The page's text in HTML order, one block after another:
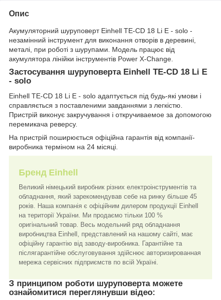
Опис
Акумуляторний шуруповерт Einhell TE-CD 18 Li E - solo -
незамінний інструмент для виконання отворів в деревині,
металі, при роботі з шурупами. Модель працює від
акумулятора лінійки інструментів Power X-Change.
Застосування шуруповерта Einhell TE-CD 18 Li E
- solo
Einhell TE-CD 18 Li E - solo адаптується під будь-які умови і
справляється з поставленими завданнями з легкістю.
Пристрій виконує закручування і откручиваемое за допомогою
перемикача реверсу.
На пристрій поширюється офіційна гарантія від компанії-
виробника терміном на 24 місяці.
Бренд Einhell
Великий німецький виробник різних електроінструментів та
обладнання, який зарекомендував себе на ринку більше 45
років. Наша компанія є офіційним дилером продукції Einhell
на території України. Ми продаємо тільки 100 %
оригінальний товар. Весь модельний ряд обладнання
виробництва Einhell, представлений на нашому сайті, має
офіційну гарантію від заводу-виробника. Гарантійне та
післягарантійне обслуговування здійснює авторизированная
мережа сервісних підприємств по всій Україні.
З принципом роботи шуруповерта можете
ознайомитися переглянувши відео: